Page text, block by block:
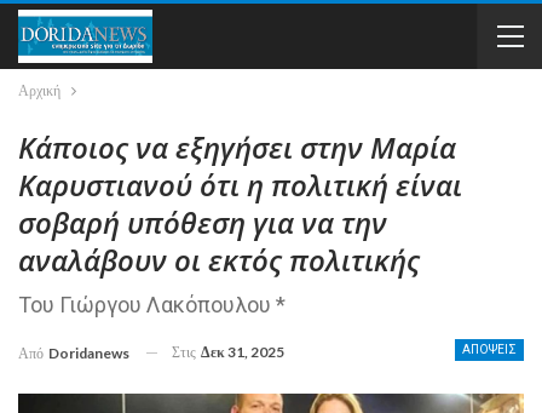
Αρχική
Κάποιος να εξηγήσει στην Μαρία
Καρυστιανού ότι η πολιτική είναι
σοβαρή υπόθεση για να την
αναλάβουν οι εκτός πολιτικής
Του Γιώργου Λακόπουλου *
ΑΠΟΨΕΙΣ
Από Doridanews Στις Δεκ 31, 2025